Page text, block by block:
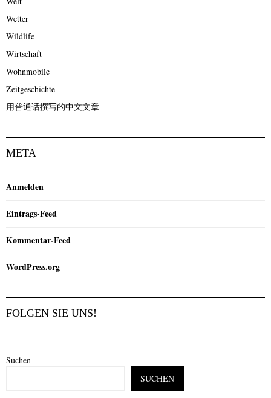
Wetter
Wildlife
Wirtschaft
Wohnmobile
Zeitgeschichte
用普通话撰写的中文文章
META
Anmelden
Eintrags-Feed
Kommentar-Feed
WordPress.org
FOLGEN SIE UNS!
Suchen
SUCHEN